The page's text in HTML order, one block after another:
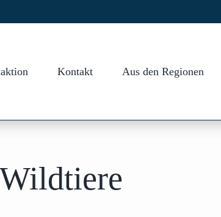
Kontakt Aus den Regionen